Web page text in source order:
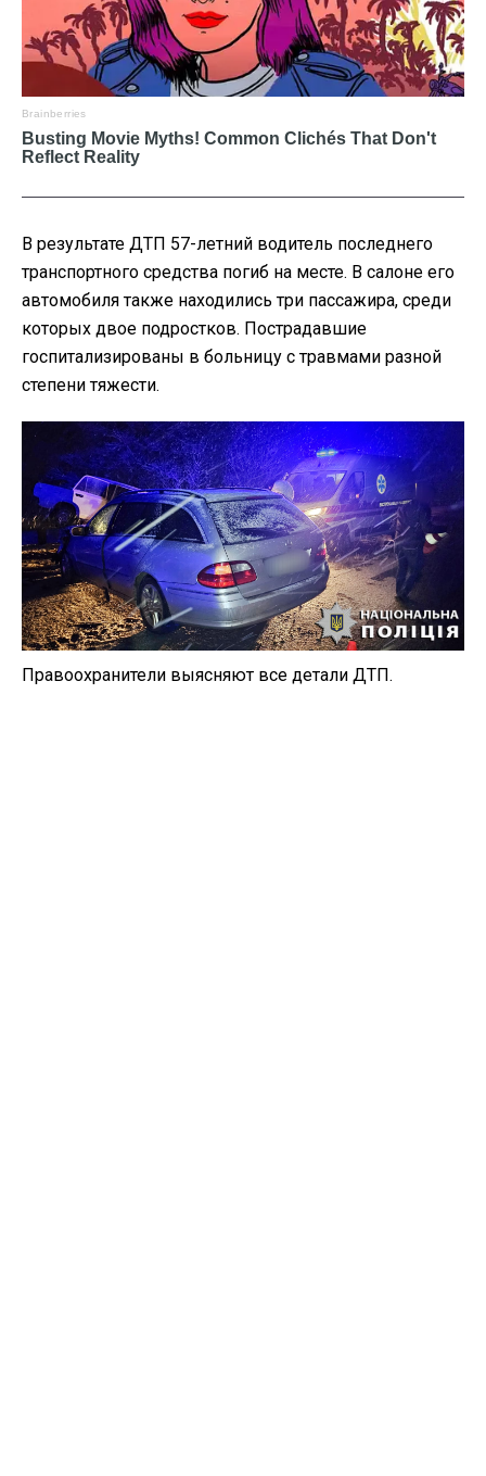
В результате ДТП 57-летний водитель последнего
транспортного средства погиб на месте. В салоне его
автомобиля также находились три пассажира, среди
которых двое подростков. Пострадавшие
госпитализированы в больницу с травмами разной
степени тяжести.
Правоохранители выясняют все детали ДТП.